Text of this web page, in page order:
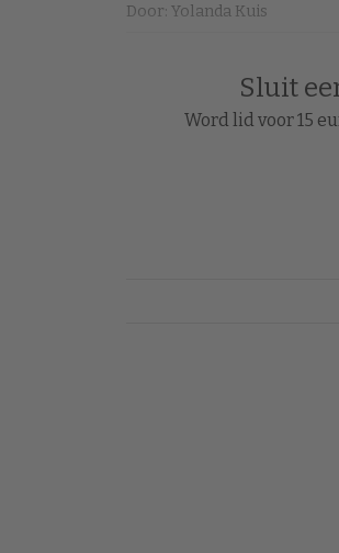
Door: Yolanda Kuis
Sluit
Word lid voor 15